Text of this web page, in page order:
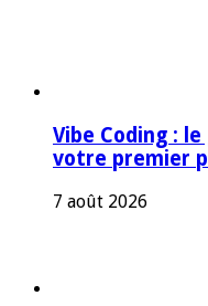
Vibe Coding :
votre premier
7 août 2026